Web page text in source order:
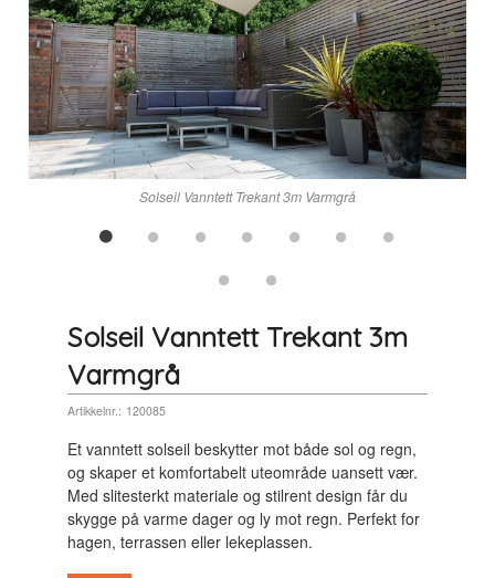
Solseil Vanntett Trekant 3m Varmgrå
Solseil Vanntett Trekant 3m
Varmgrå
Artikkelnr.: 120085
Et vanntett solseil beskytter mot både sol og regn,
og skaper et komfortabelt uteområde uansett vær.
Med slitesterkt materiale og stilrent design får du
skygge på varme dager og ly mot regn. Perfekt for
hagen, terrassen eller lekeplassen.